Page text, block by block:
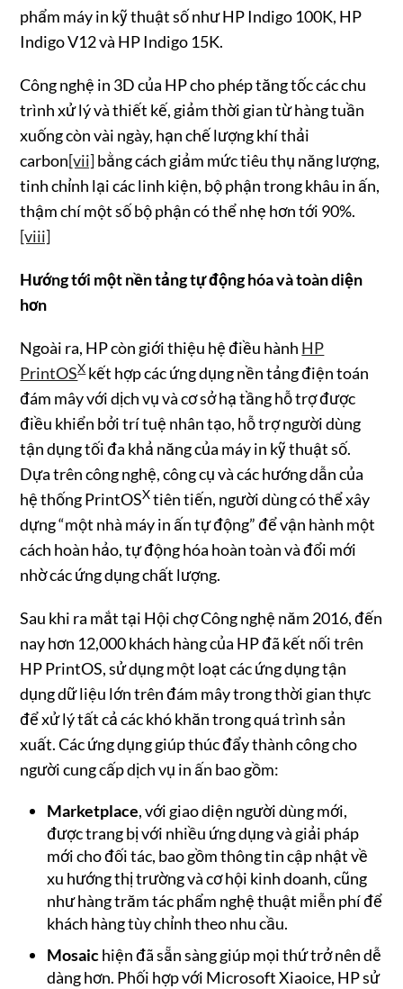
phẩm máy in kỹ thuật số như HP Indigo 100K, HP
Indigo V12 và HP Indigo 15K.
Công nghệ in 3D của HP cho phép tăng tốc các chu
trình xử lý và thiết kế, giảm thời gian từ hàng tuần
xuống còn vài ngày, hạn chế lượng khí thải
carbon[vii]bằng cách giảm mức tiêu thụ năng lượng,
tinh chỉnh lại các linh kiện, bộ phận trong khâu in ấn,
thậm chí một số bộ phận có thể nhẹ hơn tới 90%.
[viii]
Hướng tới một nền tảng tự động hóa và toàn diện
hơn
Ngoài ra, HP còn giới thiệu hệ điều hành HP
PrintOSXkết hợp các ứng dụng nền tảng điện toán
đám mây với dịch vụ và cơ sở hạ tầng hỗ trợ được
điều khiển bởi trí tuệ nhân tạo, hỗ trợ người dùng
tận dụng tối đa khả năng của máy in kỹ thuật số.
Dựa trên công nghệ, công cụ và các hướng dẫn của
hệ thống PrintOSXtiên tiến, người dùng có thể xây
dựng “một nhà máy in ấn tự động” để vận hành một
cách hoàn hảo, tự động hóa hoàn toàn và đổi mới
nhờ các ứng dụng chất lượng.
Sau khi ra mắt tại Hội chợ Công nghệ năm 2016, đến
nay hơn 12,000 khách hàng của HP đã kết nối trên
HP PrintOS, sử dụng một loạt các ứng dụng tận
dụng dữ liệu lớn trên đám mây trong thời gian thực
để xử lý tất cả các khó khăn trong quá trình sản
xuất. Các ứng dụng giúp thúc đẩy thành công cho
người cung cấp dịch vụ in ấn bao gồm:
Marketplace, với giao diện người dùng mới,
được trang bị với nhiều ứng dụng và giải pháp
mới cho đối tác, bao gồm thông tin cập nhật về
xu hướng thị trường và cơ hội kinh doanh, cũng
như hàng trăm tác phẩm nghệ thuật miễn phí để
khách hàng tùy chỉnh theo nhu cầu.
Mosaichiện đã sẵn sàng giúp mọi thứ trở nên dễ
dàng hơn. Phối hợp với Microsoft Xiaoice, HP sử